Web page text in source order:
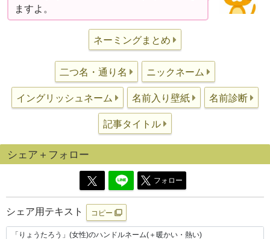
ますよ。
ネーミングまとめ
二つ名・通り名 ニックネーム
イングリッシュネーム 名前入り壁紙 名前診断
記事タイトル
シェア＋フォロー
フォロー
シェア用テキスト コピー